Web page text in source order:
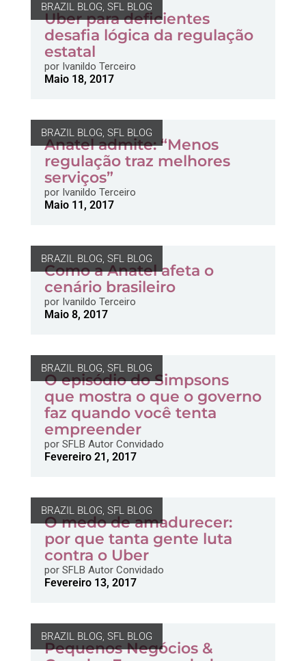
BRAZIL BLOG, SFL BLOG
Uber para deficientes
desafia lógica da regulação
estatal
porIvanildo Terceiro
Maio 18, 2017
BRAZIL BLOG, SFL BLOG
Anatel admite: “Menos
regulação traz melhores
serviços”
porIvanildo Terceiro
Maio 11, 2017
BRAZIL BLOG, SFL BLOG
Como a Anatel afeta o
cenário brasileiro
porIvanildo Terceiro
Maio 8, 2017
BRAZIL BLOG, SFL BLOG
O episódio do Simpsons
que mostra o que o governo
faz quando você tenta
empreender
porSFLB Autor Convidado
Fevereiro 21, 2017
BRAZIL BLOG, SFL BLOG
O medo de amadurecer:
por que tanta gente luta
contra o Uber
porSFLB Autor Convidado
Fevereiro 13, 2017
BRAZIL BLOG, SFL BLOG
Pequenos Negócios &